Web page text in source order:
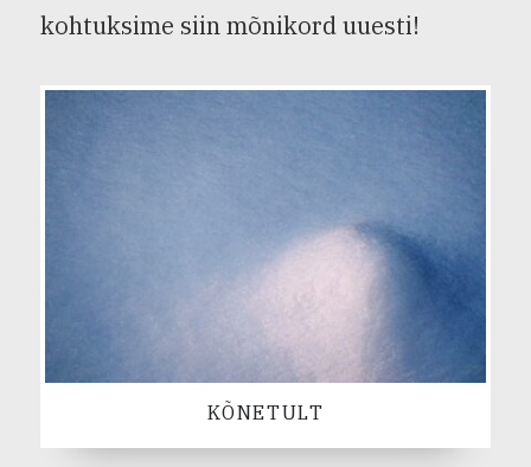
kohtuksime siin mõnikord uuesti!
KÕNETULT